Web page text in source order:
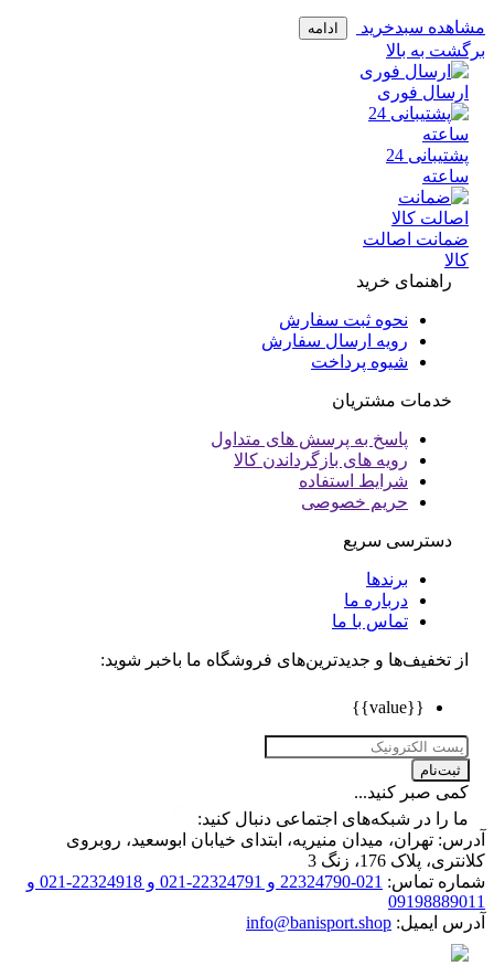
سبدخرید ادامه
به بالا
فوری
پشتیبانی 24
اصالت
راهنمای خرید
نحوه ثبت سفارش
رویه ارسال سفارش
شیوه پرداخت
خدمات مشتریان
پاسخ به پرسش های متداول
رویه های بازگرداندن کالا
شرایط استفاده
حریم خصوصی
دسترسی سریع
برندها
درباره ما
تماس با ما
تخفیف‌ها و جدیدترین‌های فروشگاه ما باخبر شوید:
صبر کنید...
را در شبکه‌های اجتماعی دنبال کنید:
تهران، میدان منیریه، ابتدای خیابان ابوسعید، روبروی
پلاک 176، زنگ 3
تماس:
021-22324790 و 22324791-021 و 22324918-021 و
ایمیل: info@banisport.shop